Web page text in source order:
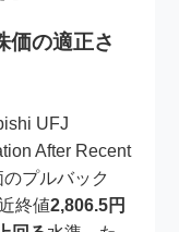
価の適正さ
UFJ
After Recent
プルバック
終値2,806.5円